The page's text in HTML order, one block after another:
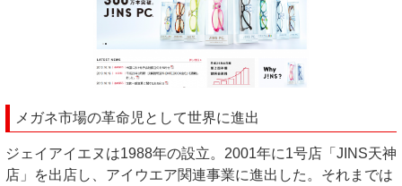
メガネ市場の革命児として世界に進出
ジェイアイエヌは1988年の設立。2001年に1号店「JINS天神
店」を出店し、アイウエア関連事業に進出した。それまでは